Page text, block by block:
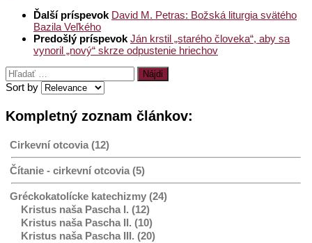
Ďalší príspevok David M. Petras: Božská liturgia svätého
Bazila Veľkého
Predošlý príspevok Ján krstil „starého človeka“, aby sa
vynoril „nový“ skrze odpustenie hriechov
Hľadať:
Sort by
Kompletný zoznam článkov:
Cirkevní otcovia (12)
Čítanie - cirkevní otcovia (5)
Gréckokatolícke katechizmy (24)
Kristus naša Pascha I. (12)
Kristus naša Pascha II. (10)
Kristus naša Pascha III. (20)